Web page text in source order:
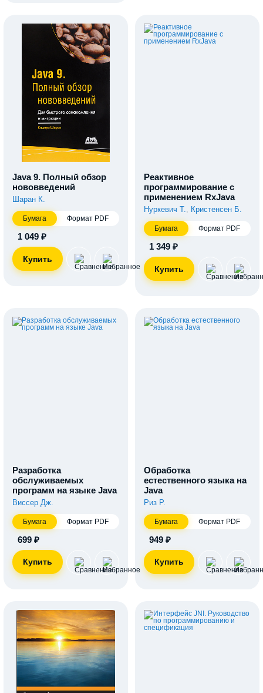
Java 9. Полный обзор
нововведений
Шаран К.
Бумага Формат PDF
1 049 ₽
Реактивное
программирование с
применением RxJava
Нуркевич Т., Кристенсен Б.
Бумага Формат PDF
1 349 ₽
Разработка
обслуживаемых
программ на языке Java
Виссер Дж.
Бумага Формат PDF
699 ₽
Обработка
естественного языка на
Java
Риз Р.
Бумага Формат PDF
949 ₽